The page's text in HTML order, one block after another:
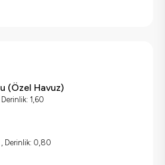
(Özel Havuz)
1,60
, Derinlik: 0,80